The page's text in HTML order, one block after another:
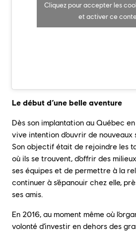
Cliquez pour accepter les
et activer ce
Le début d’une belle aventure
Dès son implantation au Québec
vive intention d’ouvrir de nouveaux
Son objectif était de rejoindre les
où ils se trouvent, d’offrir des
ses équipes et de permettre à la
continuer à s’épanouir chez elle,
ses amis.
En 2016, au moment même où
volonté d’investir en dehors des